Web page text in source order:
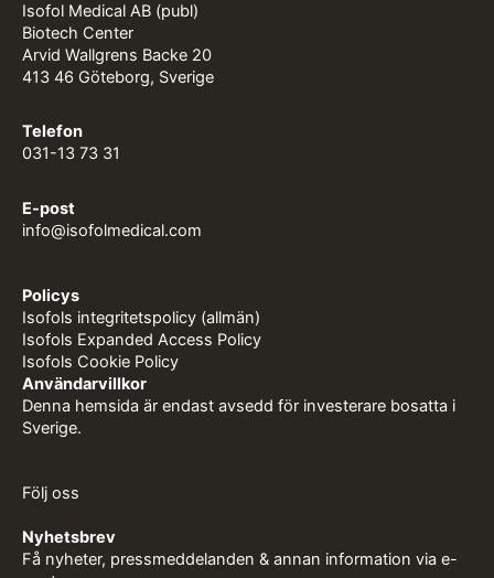
Isofol Medical AB (publ)
Biotech Center
Arvid Wallgrens Backe 20
413 46 Göteborg, Sverige
Telefon
031-13 73 31
E-post
info@isofolmedical.com
Policys
Isofols integritetspolicy (allmän)
Isofols Expanded Access Policy
Isofols Cookie Policy
Användarvillkor
Denna hemsida är endast avsedd för investerare bosatta i
Sverige.
Följ oss
Nyhetsbrev
Få nyheter, pressmeddelanden & annan information via e-